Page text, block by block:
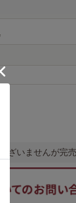
ございませんが完